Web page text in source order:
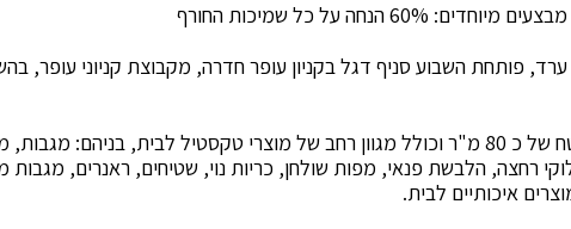
הנחה על כל שמיכות החורף
פותחת השבוע סניף דגל בקניון עופר חדרה, מקבוצת קניוני עופר,
הסניף החדש משתרע על שטח של כ 80 מ"ר וכולל מגוון רחב של מוצרי טקסטיל לבית, בניהם:
רחצה, הלבשת פנאי, מפות שולחן, כריות נוי, שטיחים, ראנרים, מגבות
איכותיים לבית.